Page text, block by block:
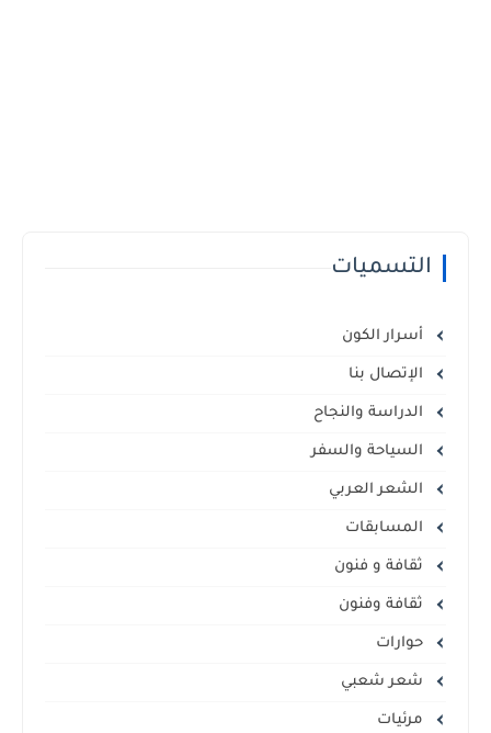
التسميات
أسرار الكون
الإتصال بنا
الدراسة والنجاح
السياحة والسفر
الشعر العربي
المسابقات
ثقافة و فنون
ثقافة وفنون
حوارات
شعر شعبي
مرئيات